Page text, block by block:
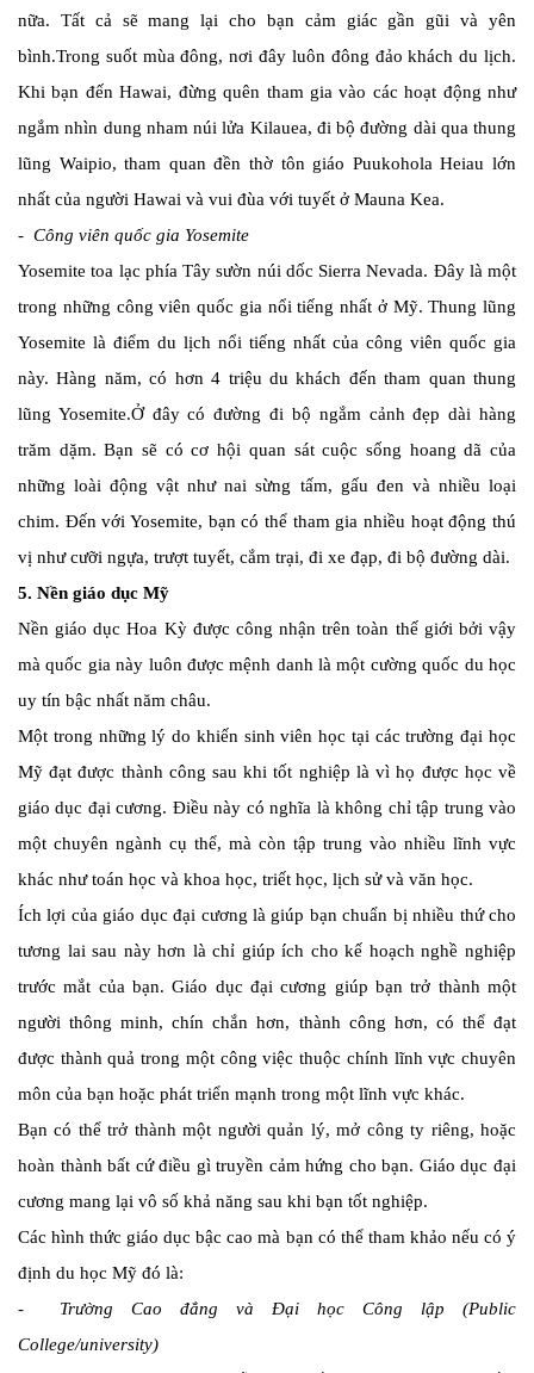
nữa. Tất cả sẽ mang lại cho bạn cảm giác gần gũi và yên
bình.Trong suốt mùa đông, nơi đây luôn đông đảo khách du lịch.
Khi bạn đến Hawai, đừng quên tham gia vào các hoạt động như
ngắm nhìn dung nham núi lửa Kilauea, đi bộ đường dài qua thung
lũng Waipio, tham quan đền thờ tôn giáo Puukohola Heiau lớn
nhất của người Hawai và vui đùa với tuyết ở Mauna Kea.
- Công viên quốc gia Yosemite
Yosemite toa lạc phía Tây sườn núi dốc Sierra Nevada. Đây là một
trong những công viên quốc gia nổi tiếng nhất ở Mỹ. Thung lũng
Yosemite là điểm du lịch nổi tiếng nhất của công viên quốc gia
này. Hàng năm, có hơn 4 triệu du khách đến tham quan thung
lũng Yosemite.Ở đây có đường đi bộ ngắm cảnh đẹp dài hàng
trăm dặm. Bạn sẽ có cơ hội quan sát cuộc sống hoang dã của
những loài động vật như nai sừng tấm, gấu đen và nhiều loại
chim. Đến với Yosemite, bạn có thể tham gia nhiều hoạt động thú
vị như cưỡi ngựa, trượt tuyết, cắm trại, đi xe đạp, đi bộ đường dài.
5. Nền giáo dục Mỹ
Nền giáo dục Hoa Kỳ được công nhận trên toàn thế giới bởi vậy
mà quốc gia này luôn được mệnh danh là một cường quốc du học
uy tín bậc nhất năm châu.
Một trong những lý do khiến sinh viên học tại các trường đại học
Mỹ đạt được thành công sau khi tốt nghiệp là vì họ được học về
giáo dục đại cương. Điều này có nghĩa là không chỉ tập trung vào
một chuyên ngành cụ thể, mà còn tập trung vào nhiều lĩnh vực
khác như toán học và khoa học, triết học, lịch sử và văn học.
Ích lợi của giáo dục đại cương là giúp bạn chuẩn bị nhiều thứ cho
tương lai sau này hơn là chỉ giúp ích cho kế hoạch nghề nghiệp
trước mắt của bạn. Giáo dục đại cương giúp bạn trở thành một
người thông minh, chín chắn hơn, thành công hơn, có thể đạt
được thành quả trong một công việc thuộc chính lĩnh vực chuyên
môn của bạn hoặc phát triển mạnh trong một lĩnh vực khác.
Bạn có thể trở thành một người quản lý, mở công ty riêng, hoặc
hoàn thành bất cứ điều gì truyền cảm hứng cho bạn. Giáo dục đại
cương mang lại vô số khả năng sau khi bạn tốt nghiệp.
Các hình thức giáo dục bậc cao mà bạn có thể tham khảo nếu có ý
định du học Mỹ đó là:
- Trường Cao đẳng và Đại học Công lập (Public
College/university)